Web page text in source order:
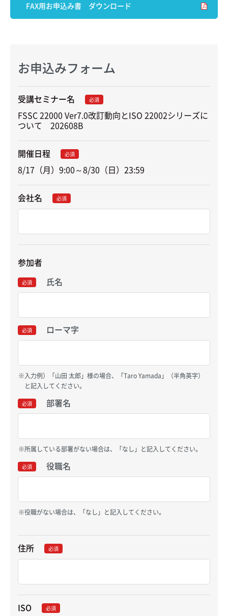
FAX用お申込み書 ダウンロード
お申込みフォーム
受講セミナー名 必須
FSSC 22000 Ver7.0改訂動向とISO 22002シリーズに
ついて　202608B
開催日程 必須
8/17（月）9:00～8/30（日）23:59
会社名 必須
参加者
必須 氏名
必須 ローマ字
入力例）「山田 太郎」様の場合、「Taro Yamada」（半角英字）
と記入してください。
必須 部署名
所属している部署がない場合は、「なし」と記入してください。
必須 役職名
役職がない場合は、「なし」と記入してください。
住所 必須
ISO 必須